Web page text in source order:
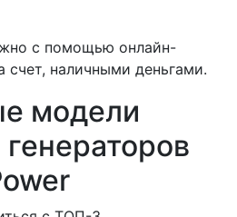
с помощью онлайн-
счет, наличными деньгами.
модели